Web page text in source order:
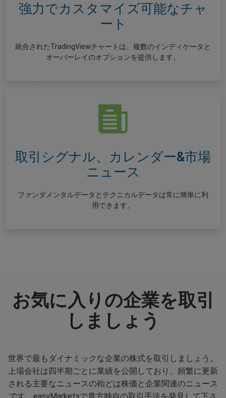
強力でカスタマイズ可能なチャ
ート
統合されたTradingViewチャートは、複数のインディケータと
オーバーレイのオプションを提供します。
取引シグナル、カレンダー&市場
ニュース
ファンダメンタルデータとテクニカルデータは常に簡単に利
用できます。
お気に入りの企業を取引
しましょう
世界で最もダイナミックな企業の株式を取引しましょう。
上場会社は四半期ごとに業績を公開しており、頻繁に更新
される主要なニュースの殆どは株価と企業関連のニュース